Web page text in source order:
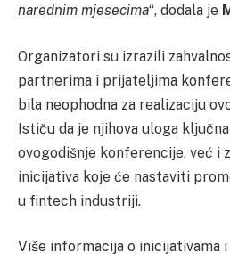
narednim mjesecima“, dodala je
Organizatori su izrazili
partnerima i prijateljima
bila neophodna za realizaciju
Ističu da je njihova uloga
ovogodišnje konferencije, već i
inicijativa koje će nastaviti
u fintech industriji.
Više informacija o inicijativama